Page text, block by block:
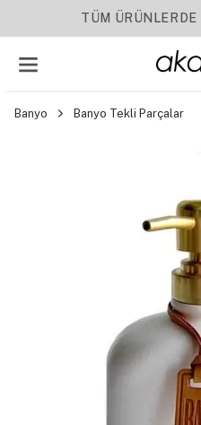
TÜM ÜRÜNLERDE
Banyo Banyo Tekli Parçalar